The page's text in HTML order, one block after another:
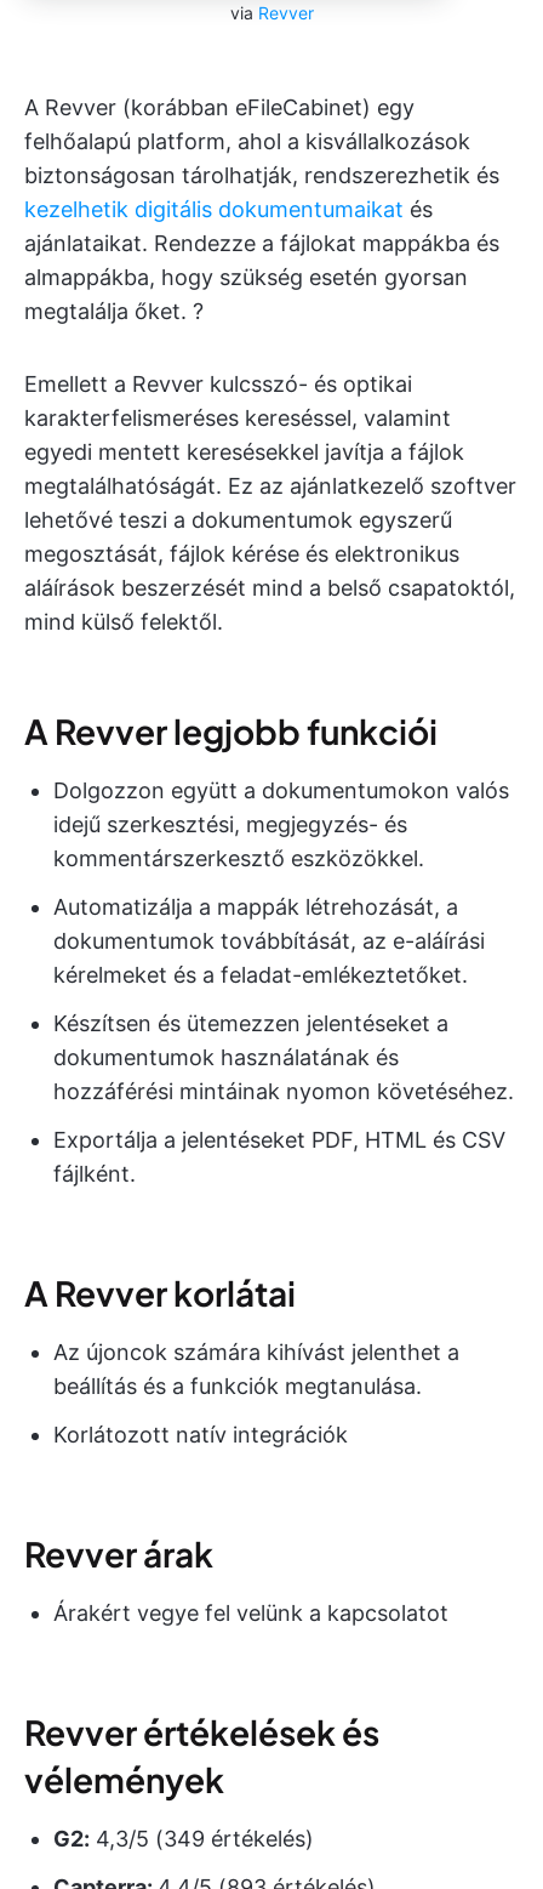
via Revver
A Revver (korábban eFileCabinet) egy
felhőalapú platform, ahol a kisvállalkozások
biztonságosan tárolhatják, rendszerezhetik és
kezelhetik digitális dokumentumaikat és
ajánlataikat. Rendezze a fájlokat mappákba és
almappákba, hogy szükség esetén gyorsan
megtalálja őket. ?
Emellett a Revver kulcsszó- és optikai
karakterfelismeréses kereséssel, valamint
egyedi mentett keresésekkel javítja a fájlok
megtalálhatóságát. Ez az ajánlatkezelő szoftver
lehetővé teszi a dokumentumok egyszerű
megosztását, fájlok kérése és elektronikus
aláírások beszerzését mind a belső csapatoktól,
mind külső felektől.
A Revver legjobb funkciói
Dolgozzon együtt a dokumentumokon valós
idejű szerkesztési, megjegyzés- és
kommentárszerkesztő eszközökkel.
Automatizálja a mappák létrehozását, a
dokumentumok továbbítását, az e-aláírási
kérelmeket és a feladat-emlékeztetőket.
Készítsen és ütemezzen jelentéseket a
dokumentumok használatának és
hozzáférési mintáinak nyomon követéséhez.
Exportálja a jelentéseket PDF, HTML és CSV
fájlként.
A Revver korlátai
Az újoncok számára kihívást jelenthet a
beállítás és a funkciók megtanulása.
Korlátozott natív integrációk
Revver árak
Árakért vegye fel velünk a kapcsolatot
Revver értékelések és
vélemények
G2: 4,3/5 (349 értékelés)